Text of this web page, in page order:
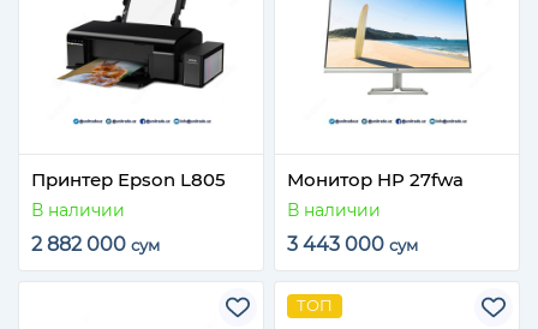
Принтер Epson L805
В наличии
2 882 000 сум
Монитор HP 27fwa
В наличии
3 443 000 сум
ТОП